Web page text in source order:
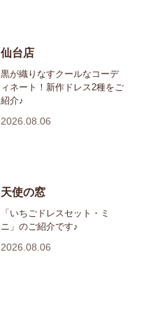
仙台店
黒が織りなすクールなコーデ
ィネート！新作ドレス2種をご
紹介♪
2026.08.06
天使の窓
「いちごドレスセット・ミ
ニ」のご紹介です♪
2026.08.06